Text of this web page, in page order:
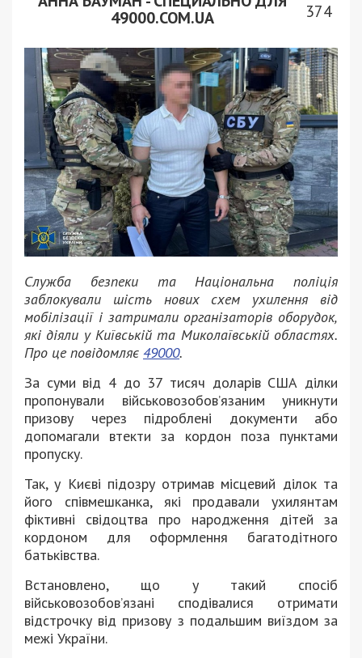
49000.COM.UA
374
Служба безпеки та Національна поліція
заблокували шість нових схем ухилення від
мобілізації і затримали організаторів оборудок,
які діяли у Київській та Миколаївській областях.
Про це повідомляє 49000.
За суми від 4 до 37 тисяч доларів США ділки
пропонували військовозобов’язаним уникнути
призову через підроблені документи або
допомагали втекти за кордон поза пунктами
пропуску.
Так, у Києві підозру отримав місцевий ділок та
його співмешканка, які продавали ухилянтам
фіктивні свідоцтва про народження дітей за
кордоном для оформлення багатодітного
батьківства.
Встановлено, що у такий спосіб
військовозобов’язані сподівалися отримати
відстрочку від призову з подальшим виїздом за
межі України.